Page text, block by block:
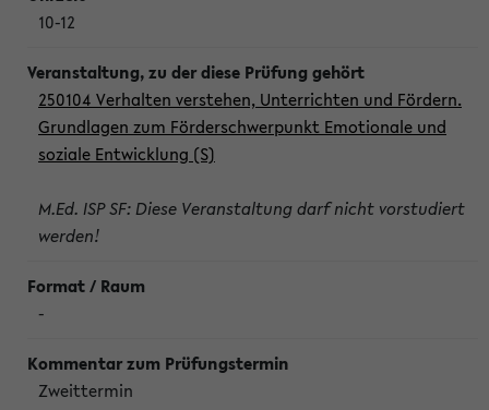
10-12
250104 Verhalten verstehen, Unterrichten und Fördern.
Grundlagen zum Förderschwerpunkt Emotionale und
soziale Entwicklung (S)
M.Ed. ISP SF: Diese Veranstaltung darf nicht vorstudiert
werden!
-
Zweittermin